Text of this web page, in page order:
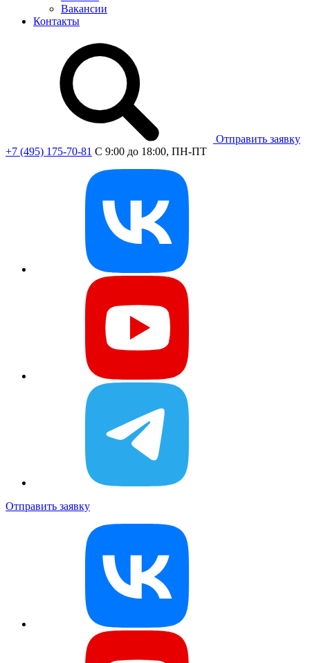
Вакансии
Контакты
Отправить заявку
+7 (495) 175-70-81 C 9:00 до 18:00, ПН-ПТ
Отправить заявку